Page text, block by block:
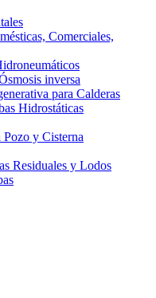
Comerciales,
inversa
para Calderas
Hidrostáticas
Pozo y Cisterna
Residuales y Lodos